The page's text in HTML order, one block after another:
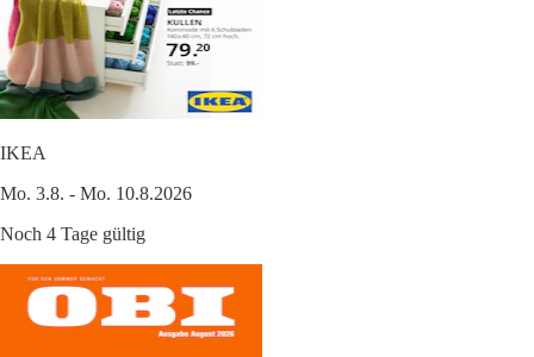
IKEA
Mo. 3.8. - Mo. 10.8.2026
Noch 4 Tage gültig